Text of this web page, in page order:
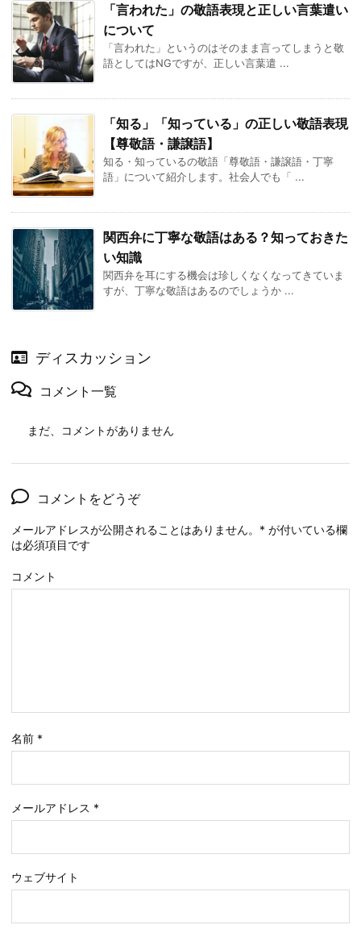
「言われた」の敬語表現と正しい言葉遣い
について
「言われた」というのはそのまま言ってしまうと敬
語としてはNGですが、正しい言葉遣 ...
「知る」「知っている」の正しい敬語表現
【尊敬語・謙譲語】
知る・知っているの敬語「尊敬語・謙譲語・丁寧
語」について紹介します。社会人でも「 ...
関西弁に丁寧な敬語はある？知っておきた
い知識
関西弁を耳にする機会は珍しくなくなってきていま
すが、丁寧な敬語はあるのでしょうか ...
ディスカッション
コメント一覧
まだ、コメントがありません
コメントをどうぞ
メールアドレスが公開されることはありません。 * が付いている欄
は必須項目です
コメント
名前 *
メールアドレス *
ウェブサイト